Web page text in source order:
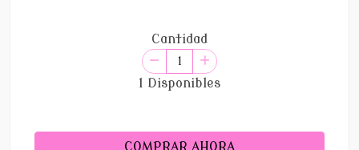
Cantidad
1 Disponibles
COMPRAR AHORA